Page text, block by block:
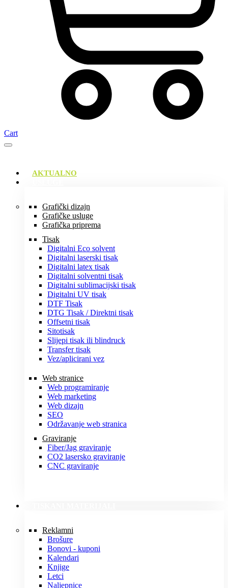
Cart
AKTUALNO
Grafički dizajn
Grafičke usluge
Grafička priprema
Tisak
Digitalni Eco solvent
Digitalni laserski tisak
Digitalni latex tisak
Digitalni solventni tisak
Digitalni sublimacijski tisak
Digitalni UV tisak
DTF Tisak
DTG Tisak / Direktni tisak
Offsetni tisak
Sitotisak
Slijepi tisak ili blindruck
Transfer tisak
Vez/aplicirani vez
Web stranice
Web programiranje
Web marketing
Web dizajn
SEO
Održavanje web stranica
Graviranje
Fiber/Jag graviranje
CO2 lasersko graviranje
CNC graviranje
Reklamni
Brošure
Bonovi - kuponi
Kalendari
Knjige
Letci
Naljepnice